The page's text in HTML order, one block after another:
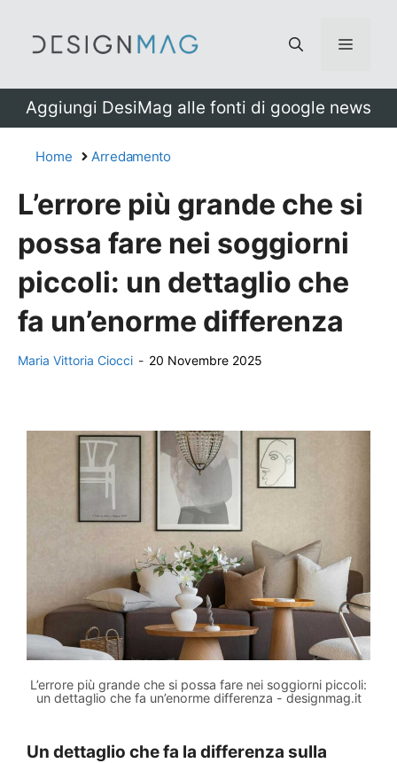
Menu
Aggiungi DesiMag alle fonti di google news
Home Arredamento
L’errore più grande che si
possa fare nei soggiorni
piccoli: un dettaglio che
fa un’enorme differenza
Maria Vittoria Ciocci - 20 Novembre 2025
L’errore più grande che si possa fare nei soggiorni piccoli:
un dettaglio che fa un’enorme differenza - designmag.it
Un dettaglio che fa la differenza sulla